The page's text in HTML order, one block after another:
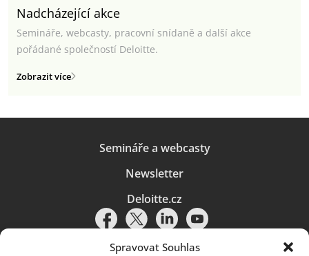
Spravovat Souhlas
Nadcházející akce
Semináře, webcasty, pracovní snídaně a další akce
pořádané společností Deloitte.
Zobrazit více
Semináře a webcasty
Newsletter
Deloitte.cz